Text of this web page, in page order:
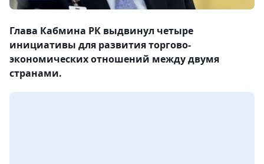
Глава Кабмина РК выдвинул четыре
инициативы для развития торгово-
экономических отношений между двумя
странами.